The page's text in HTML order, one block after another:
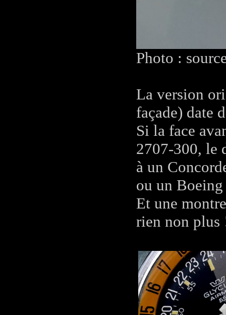
Photo :
La version
façade) date
Si la face
2707-300, le
à un
ou un
Et une
rien non plus